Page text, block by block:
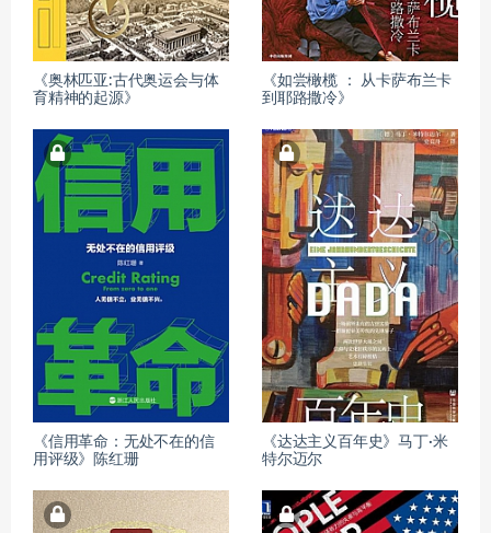
《奥林匹亚:古代奥运会与体
育精神的起源》
《如尝橄榄 ： 从卡萨布兰卡
到耶路撒冷》
《信用革命：无处不在的信
用评级》陈红珊
《达达主义百年史》马丁·米
特尔迈尔